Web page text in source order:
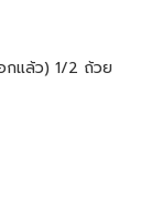
กแล้ว) 1/2 ถ้วย